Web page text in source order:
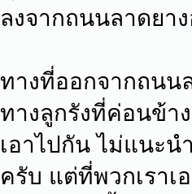
ลงจากถนนลาดยา
ทางที่ออกจากถนน
ทางลูกรังที่ค่อนข้า
เอาไปกัน ไม่แนะ
ครับ แต่ที่พวกเราเ